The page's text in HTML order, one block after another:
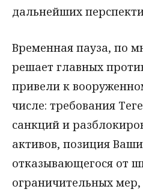
дальнейших
Временная пауза, по
решает главных
привели к
числе: требования
санкций и
активов, позиция
отказывающегося от
ограничительных